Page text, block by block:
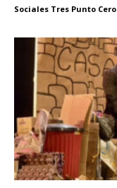
Sociales Tres Punto Cero